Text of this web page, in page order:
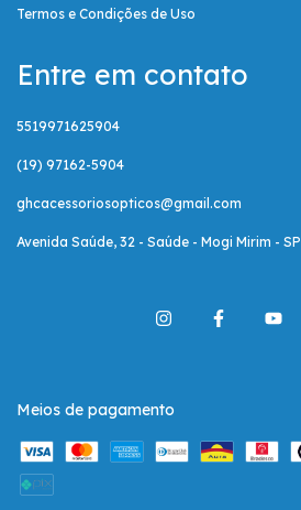
Termos e Condições de Uso
Entre em contato
5519971625904
(19) 97162-5904
ghcacessoriosopticos@gmail.com
Avenida Saúde, 32 - Saúde - Mogi Mirim - SP
Meios de pagamento